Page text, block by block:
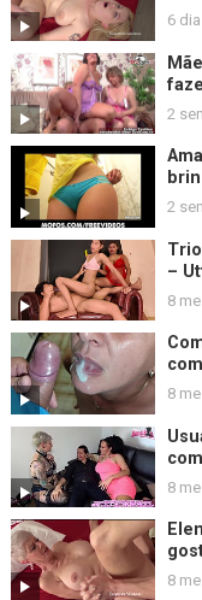
6
2
2
–
8
8
8
8